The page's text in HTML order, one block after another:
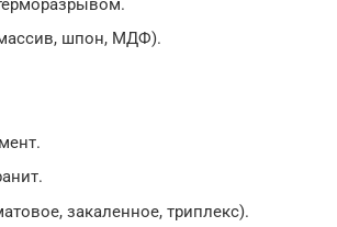
шпон, МДФ).
закаленное, триплекс).